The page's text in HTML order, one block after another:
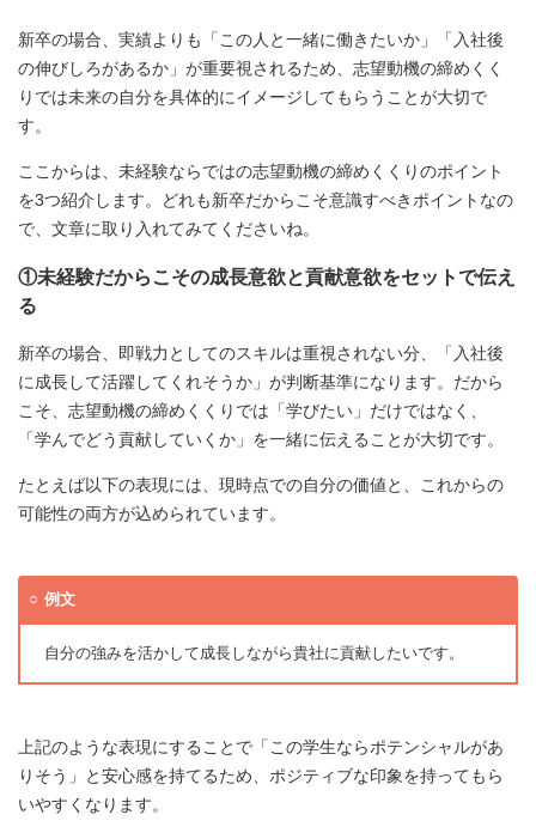
新卒の場合、実績よりも「この人と一緒に働きたいか」「入社後
の伸びしろがあるか」が重要視されるため、志望動機の締めくく
りでは未来の自分を具体的にイメージしてもらうことが大切で
す。
ここからは、未経験ならではの志望動機の締めくくりのポイント
を3つ紹介します。どれも新卒だからこそ意識すべきポイントなの
で、文章に取り入れてみてくださいね。
①未経験だからこその成長意欲と貢献意欲をセットで伝え
る
新卒の場合、即戦力としてのスキルは重視されない分、「入社後
に成長して活躍してくれそうか」が判断基準になります。だから
こそ、志望動機の締めくくりでは「学びたい」だけではなく、
「学んでどう貢献していくか」を一緒に伝えることが大切です。
たとえば以下の表現には、現時点での自分の価値と、これからの
可能性の両方が込められています。
例文
自分の強みを活かして成長しながら貴社に貢献したいです。
上記のような表現にすることで「この学生ならポテンシャルがあ
りそう」と安心感を持てるため、ポジティブな印象を持ってもら
いやすくなります。